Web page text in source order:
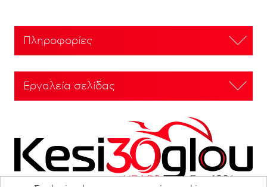
Πληροφορίες
Εργαλεία σελίδας